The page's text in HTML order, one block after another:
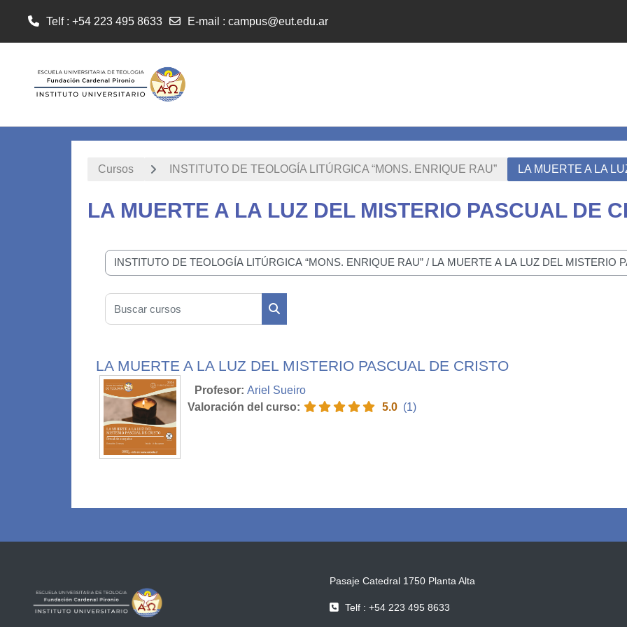
Telf : +54 223 495 8633 E-mail : campus@eut.edu.ar
Cursos INSTITUTO DE TEOLOGÍA LITÚRGICA “MONS. ENRIQUE RAU” LA MUERTE A LA
LA MUERTE A LA LUZ DEL MISTERIO PASCUAL DE
Categorías
Buscar cursos
LA MUERTE A LA LUZ DEL MISTERIO PASCUAL DE CRISTO
Profesor:Ariel Sueiro
Valoración del curso: 5.0 (1)
Pasaje Catedral 1750 Planta Alta
Telf : +54 223 495 8633